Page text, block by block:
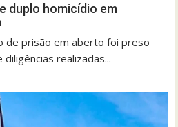
duplo homicídio em
de prisão em aberto foi preso
realizadas...